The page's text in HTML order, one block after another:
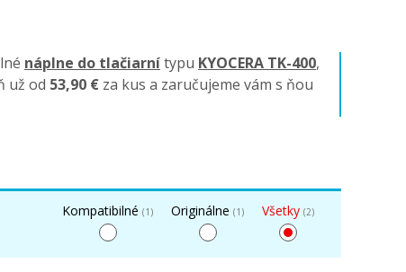
náplne do tlačiarnítypu KYOCERA TK-400,
už od 53,90 € za kus a zaručujeme vám s ňou
Kompatibilné (1) Originálne (1) Všetky (2)